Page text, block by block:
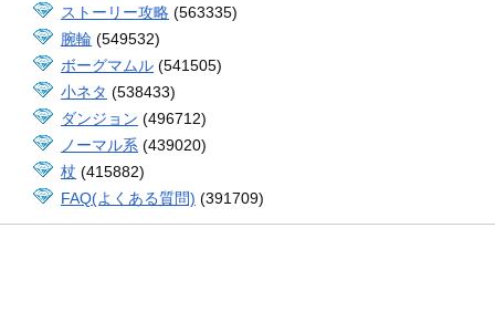
ストーリー攻略 (563335)
腕輪 (549532)
ボーグマムル (541505)
小ネタ (538433)
ダンジョン (496712)
ノーマル系 (439020)
杖 (415882)
FAQ(よくある質問) (391709)